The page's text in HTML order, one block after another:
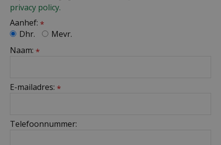
privacy policy.
Aanhef: *
Dhr.
Mevr.
Naam: *
E-mailadres: *
Telefoonnummer: